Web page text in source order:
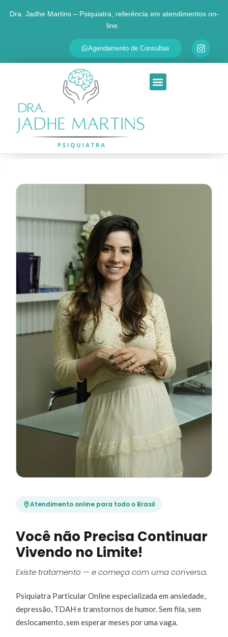
Agende sua consulta
Respondemos em até 30 minutos
QUAL É O SEU PRINCIPAL MOTIVO?
Ansiedade Depressão
Ir para o WhatsApp
Dra. Jadhe Martins – Psiquiatra, referência em atendimentos on-
line.
Agendamento de Consultas
Atendimento online para todo o Brasil
Você não Precisa Continuar
Vivendo no Limite!
Existe tratamento — e começa com uma conversa.
Psiquiatra Particular Online especializada em ansiedade,
depressão, TDAH e transtornos de humor. Sem fila, sem
deslocamento, sem esperar meses por uma vaga.